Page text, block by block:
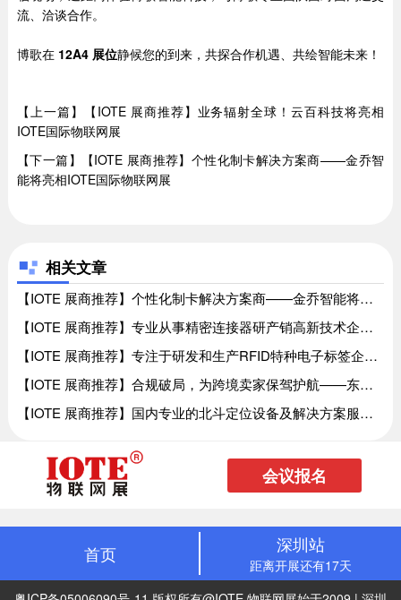
流、洽谈合作。
博歌在 12A4 展位静候您的到来，共探合作机遇、共绘智能未来！
【上一篇】【IOTE 展商推荐】业务辐射全球！云百科技将亮相
IOTE国际物联网展
【下一篇】【IOTE 展商推荐】个性化制卡解决方案商——金乔智
能将亮相IOTE国际物联网展
相关文章
【IOTE 展商推荐】个性化制卡解决方案商——金乔智能将亮相IOTE国际物联网展、【IOTE 展商推荐】个性化制卡解决方案商——金乔智能将亮相IOTE国际物联网展
【IOTE 展商推荐】专业从事精密连接器研产销高新技术企业——德海威将亮相IOTE国际物联网展、【IOTE 展商推荐】专业从事精密连接器研产销高新技术企业——德海威将亮相IOTE国际物联网展
【IOTE 展商推荐】专注于研发和生产RFID特种电子标签企业——安智博将亮相IOTE国际物联网展、【IOTE 展商推荐】专注于研发和生产RFID特种电子标签企业——安智博将亮相IOTE国际物联网展
【IOTE 展商推荐】合规破局，为跨境卖家保驾护航——东辉新创将亮相IOTE国际物联网展、【IOTE 展商推荐】合规破局，为跨境卖家保驾护航——东辉新创将亮相IOTE国际物联网展
【IOTE 展商推荐】国内专业的北斗定位设备及解决方案服务商多米科技将亮相IOTE国际物联网展、【IOTE 展商推荐】国内专业的北斗定位设备及解决方案服务商多米科技将亮相IOTE国际物联网展
会议报名
首页 深圳站
距离开展还有17天